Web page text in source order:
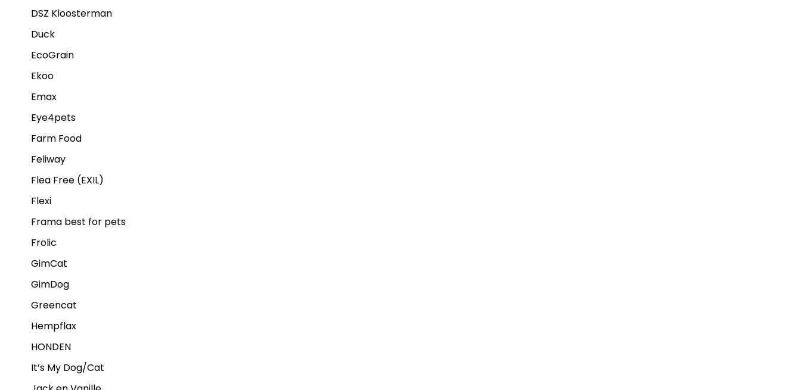
DSZ Kloosterman
Duck
EcoGrain
Ekoo
Emax
Eye4pets
Farm Food
Feliway
Flea Free (EXIL)
Flexi
Frama best for pets
Frolic
GimCat
GimDog
Greencat
Hempflax
HONDEN
It’s My Dog/Cat